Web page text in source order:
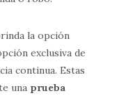
la opción
exclusiva de
continua. Estas
una prueba